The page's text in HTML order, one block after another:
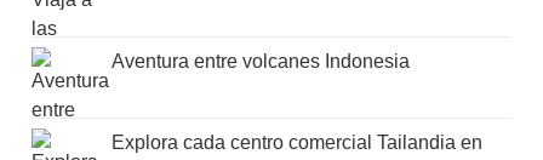
Aventura entre volcanes Indonesia
Explora cada centro comercial Tailandia en